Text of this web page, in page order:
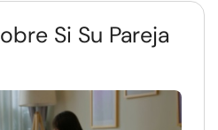
Si Su Pareja